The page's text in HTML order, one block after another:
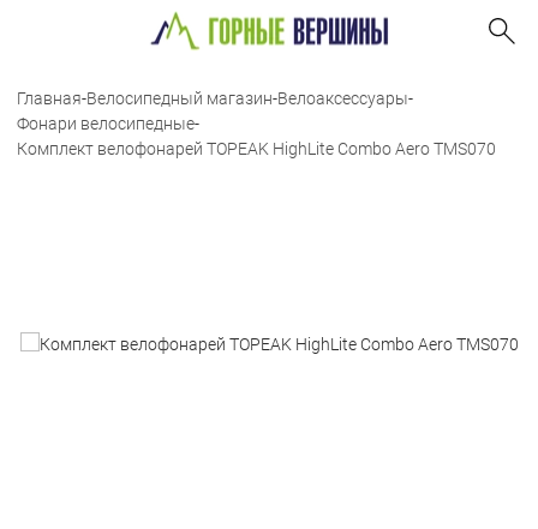
Главная-Велосипедный магазин-Велоаксессуары-
Фонари велосипедные-
Комплект велофонарей TOPEAK HighLite Combo Aero TMS070